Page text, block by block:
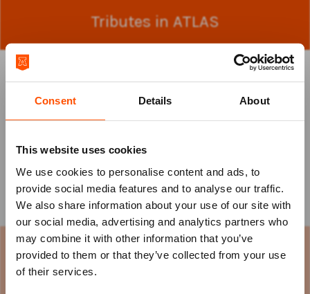
Consent Details About
This website uses cookies
We use cookies to personalise content and ads, to
provide social media features and to analyse our traffic.
We also share information about your use of our site with
our social media, advertising and analytics partners who
may combine it with other information that you’ve
provided to them or that they’ve collected from your use
of their services.
Tributes in ATLAS
Volg je het tv-programma
The Tribute- Battle of the
Bands?Dan hebben wij goed nieuws! Naast onze
superstarBouke
en zijn band hebben wij nog twee
tribute bands geboekt die naar het ATLAS Theater
TributeenEarth, Wind & Fires
Elements Band) is NU gestart. Wees er snel bij en
beleef de muziek van je favoriete artiest live in het
theater!
Tributes in ATLAS
Mis niks